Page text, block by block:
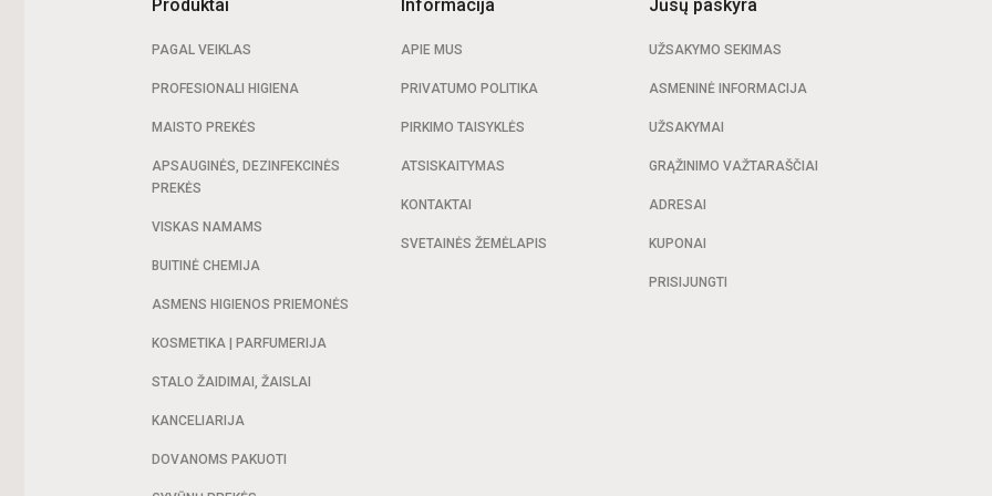
Produktai
PAGAL VEIKLAS
PROFESIONALI HIGIENA
MAISTO PREKĖS
APSAUGINĖS, DEZINFEKCINĖS
PREKĖS
VISKAS NAMAMS
BUITINĖ CHEMIJA
ASMENS HIGIENOS PRIEMONĖS
KOSMETIKA | PARFUMERIJA
STALO ŽAIDIMAI, ŽAISLAI
KANCELIARIJA
DOVANOMS PAKUOTI
Informacija
APIE MUS
PRIVATUMO POLITIKA
PIRKIMO TAISYKLĖS
ATSISKAITYMAS
KONTAKTAI
SVETAINĖS ŽEMĖLAPIS
Jūsų paskyra
UŽSAKYMO SEKIMAS
ASMENINĖ INFORMACIJA
UŽSAKYMAI
GRĄŽINIMO VAŽTARAŠČIAI
ADRESAI
KUPONAI
PRISIJUNGTI